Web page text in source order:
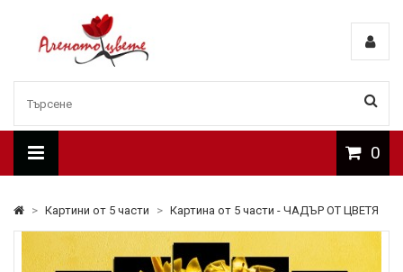
0
> Картини от 5 части > Картина от 5 части - ЧАДЪР ОТ ЦВЕТЯ